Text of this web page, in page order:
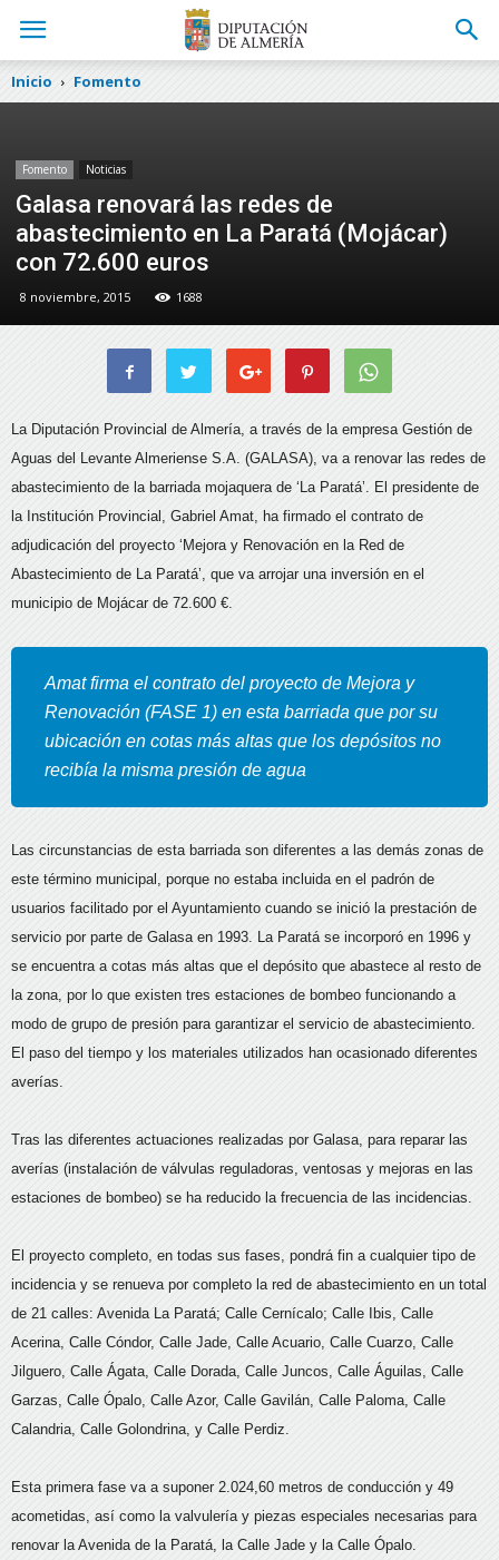
Inicio Fomento
Fomento Noticias
Galasa renovará las redes de
abastecimiento en La Paratá (Mojácar)
con 72.600 euros
8 noviembre, 2015 1688
La Diputación Provincial de Almería, a través de la empresa Gestión de
Aguas del Levante Almeriense S.A. (GALASA), va a renovar las redes de
abastecimiento de la barriada mojaquera de ‘La Paratá’. El presidente de
la Institución Provincial, Gabriel Amat, ha firmado el contrato de
adjudicación del proyecto ‘Mejora y Renovación en la Red de
Abastecimiento de La Paratá’, que va arrojar una inversión en el
municipio de Mojácar de 72.600 €.
Amat firma el contrato del proyecto de Mejora y
Renovación (FASE 1) en esta barriada que por su
ubicación en cotas más altas que los depósitos no
recibía la misma presión de agua
Las circunstancias de esta barriada son diferentes a las demás zonas de
este término municipal, porque no estaba incluida en el padrón de
usuarios facilitado por el Ayuntamiento cuando se inició la prestación de
servicio por parte de Galasa en 1993. La Paratá se incorporó en 1996 y
se encuentra a cotas más altas que el depósito que abastece al resto de
la zona, por lo que existen tres estaciones de bombeo funcionando a
modo de grupo de presión para garantizar el servicio de abastecimiento.
El paso del tiempo y los materiales utilizados han ocasionado diferentes
averías.
Tras las diferentes actuaciones realizadas por Galasa, para reparar las
averías (instalación de válvulas reguladoras, ventosas y mejoras en las
estaciones de bombeo) se ha reducido la frecuencia de las incidencias.
El proyecto completo, en todas sus fases, pondrá fin a cualquier tipo de
incidencia y se renueva por completo la red de abastecimiento en un total
de 21 calles: Avenida La Paratá; Calle Cernícalo; Calle Ibis, Calle
Acerina, Calle Cóndor, Calle Jade, Calle Acuario, Calle Cuarzo, Calle
Jilguero, Calle Ágata, Calle Dorada, Calle Juncos, Calle Águilas, Calle
Garzas, Calle Ópalo, Calle Azor, Calle Gavilán, Calle Paloma, Calle
Calandria, Calle Golondrina, y Calle Perdiz.
Esta primera fase va a suponer 2.024,60 metros de conducción y 49
acometidas, así como la valvulería y piezas especiales necesarias para
renovar la Avenida de la Paratá, la Calle Jade y la Calle Ópalo.